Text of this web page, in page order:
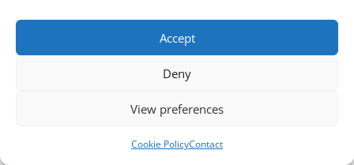
Accept
Deny
View preferences
Cookie PolicyContact
2024.